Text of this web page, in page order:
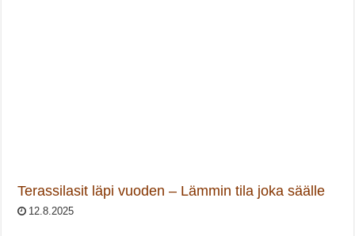
Terassilasit läpi vuoden – Lämmin tila joka säälle
12.8.2025